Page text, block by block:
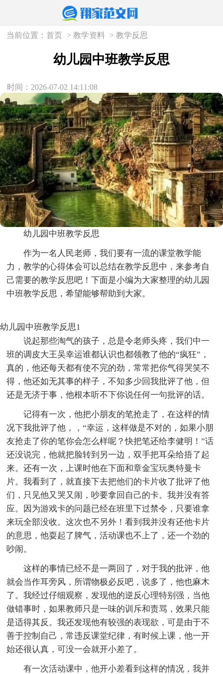
当前位置：首页 >教学资料 >教学反思
幼儿园中班教学反思
时间：2026-07-02 14:11:08
幼儿园中班教学反思
作为一名人民老师，我们要有一流的课堂教学能
力，教学的心得体会可以总结在教学反思中，来参考自
己需要的教学反思吧！下面是小编为大家整理的幼儿园
中班教学反思，希望能够帮助到大家。
幼儿园中班教学反思1
说起那些淘气的孩子，总是令老师头疼，我们中一
班的调皮大王吴幸运谁都认识也都领教了他的“疯狂”，
真的，他还每天都有使不完的劲，常常把你气得哭笑不
得，他还如无其事的样子，不知多少回我批评了他，但
还是无济于事，他根本听不下你说任何一句批评的话。
记得有一次，他把小朋友的笔抢走了，在这样的情
况下我批评了他，，“幸运，这样做是不对的，如果小朋
友抢走了你的笔你会怎么样呢？快把笔还给李健明！”话
还没说完，他就把脸转到另一边，双手把耳朵给捂了起
来。还有一次，上课时他在下面和章金宝玩奥特曼卡
片。我看到了，就直接下去把他们的卡片收了批评了他
们，只见他又哭又闹，吵要拿回自己的卡。我并没有答
应。因为游戏卡的问题已经在班里下过禁令，只要谁拿
来玩全部没收。这次也不另外！看到我并没有还他卡片
的意思，他耍起了脾气，活动课也不上了，还一个劲的
吵闹。
这样的事情已经不是一两回了，对于我的批评，他
就会当作耳旁风，所谓物极必反吧，说多了，他也麻木
了。我经过仔细观察，发现他的逆反心理特别强，当他
做错事时，如果教师只是一味的训斥和责骂，效果只能
是适得其反。我还发现他有较强的表现欲，可是由于不
善于控制自己，常违反课堂纪律，有时候上课，他一开
始还很认真，可没一会就开小差了。
有一次活动课中，他开小差看到这样的情况，我并